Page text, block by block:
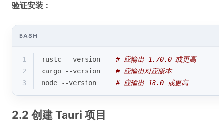
验证安装：
BASH
1 rustc --version # 应输出 1.70.0 或更高
2
cargo --version # 应输出对应版本
3
node --version # 应输出 18.0 或更高
2.2 创建 Tauri 项目